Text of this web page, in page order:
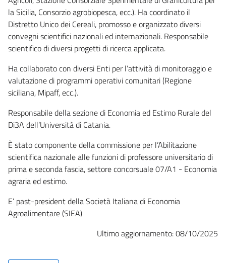
la Sicilia, Consorzio agrobiopesca, ecc.). Ha coordinato il
Distretto Unico dei Cereali, promosso e organizzato diversi
convegni scientifici nazionali ed internazionali. Responsabile
scientifico di diversi progetti di ricerca applicata.
Ha collaborato con diversi Enti per l’attività di monitoraggio e
valutazione di programmi operativi comunitari (Regione
siciliana, Mipaff, ecc.).
Responsabile della sezione di Economia ed Estimo Rurale del
Di3A dell’Università di Catania.
È stato componente della commissione per l’Abilitazione
scientifica nazionale alle funzioni di professore universitario di
prima e seconda fascia, settore concorsuale 07/A1 - Economia
agraria ed estimo.
E’ past-president della Società Italiana di Economia
Agroalimentare (SIEA)
Ultimo aggiornamento: 08/10/2025